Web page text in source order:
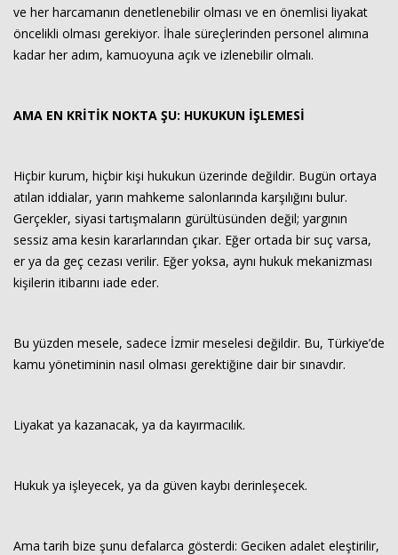
ve her harcamanın denetlenebilir olması ve en önemlisi liyakat
öncelikli olması gerekiyor. İhale süreçlerinden personel alımına
kadar her adım, kamuoyuna açık ve izlenebilir olmalı.
AMA EN KRİTİK NOKTA ŞU: HUKUKUN İŞLEMESİ
Hiçbir kurum, hiçbir kişi hukukun üzerinde değildir. Bugün ortaya
atılan iddialar, yarın mahkeme salonlarında karşılığını bulur.
Gerçekler, siyasi tartışmaların gürültüsünden değil; yargının
sessiz ama kesin kararlarından çıkar. Eğer ortada bir suç varsa,
er ya da geç cezası verilir. Eğer yoksa, aynı hukuk mekanizması
kişilerin itibarını iade eder.
Bu yüzden mesele, sadece İzmir meselesi değildir. Bu, Türkiye’de
kamu yönetiminin nasıl olması gerektiğine dair bir sınavdır.
Liyakat ya kazanacak, ya da kayırmacılık.
Hukuk ya işleyecek, ya da güven kaybı derinleşecek.
Ama tarih bize şunu defalarca gösterdi: Geciken adalet eleştirilir,